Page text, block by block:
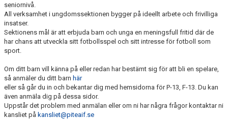
seniornivå.
All verksamhet i ungdomssektionen bygger på ideellt arbete och frivilliga
insatser.
Sektionens mål är att erbjuda barn och unga en meningsfull fritid där de
har chans att utveckla sitt fotbollsspel och sitt intresse för fotboll som
sport.
Om ditt barn vill känna på eller redan har bestämt sig för att bli en spelare,
så anmäler du ditt barn här
eller så går du in och bekantar dig med hemsidorna för P-13, F-13. Du kan
även anmäla dig på dessa sidor.
Uppstår det problem med anmälan eller om ni har några frågor kontaktar ni
kansliet på kansliet@piteaif.se